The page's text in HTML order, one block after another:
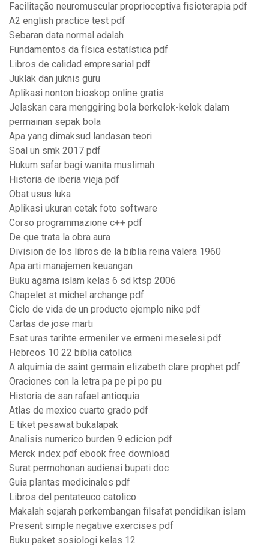
Facilitação neuromuscular proprioceptiva fisioterapia pdf
A2 english practice test pdf
Sebaran data normal adalah
Fundamentos da física estatística pdf
Libros de calidad empresarial pdf
Juklak dan juknis guru
Aplikasi nonton bioskop online gratis
Jelaskan cara menggiring bola berkelok-kelok dalam
permainan sepak bola
Apa yang dimaksud landasan teori
Soal un smk 2017 pdf
Hukum safar bagi wanita muslimah
Historia de iberia vieja pdf
Obat usus luka
Aplikasi ukuran cetak foto software
Corso programmazione c++ pdf
De que trata la obra aura
Division de los libros de la biblia reina valera 1960
Apa arti manajemen keuangan
Buku agama islam kelas 6 sd ktsp 2006
Chapelet st michel archange pdf
Ciclo de vida de un producto ejemplo nike pdf
Cartas de jose marti
Esat uras tarihte ermeniler ve ermeni meselesi pdf
Hebreos 10 22 biblia catolica
A alquimia de saint germain elizabeth clare prophet pdf
Oraciones con la letra pa pe pi po pu
Historia de san rafael antioquia
Atlas de mexico cuarto grado pdf
E tiket pesawat bukalapak
Analisis numerico burden 9 edicion pdf
Merck index pdf ebook free download
Surat permohonan audiensi bupati doc
Guia plantas medicinales pdf
Libros del pentateuco catolico
Makalah sejarah perkembangan filsafat pendidikan islam
Present simple negative exercises pdf
Buku paket sosiologi kelas 12